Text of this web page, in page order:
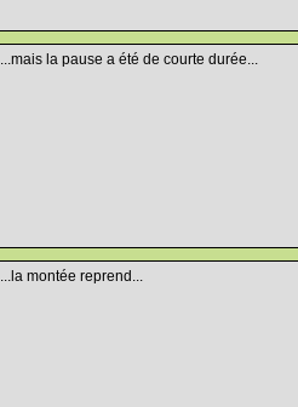
...mais la pause a été de courte durée...
...la montée reprend...